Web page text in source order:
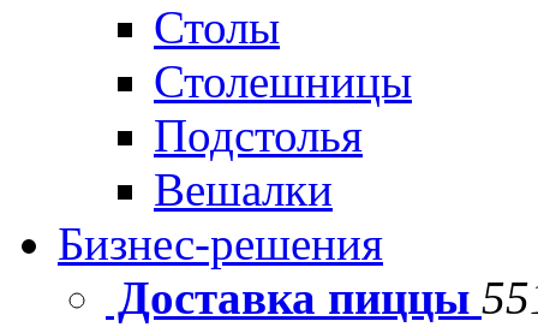
Столы
Столешницы
Подстолья
Вешалки
Бизнес-решения
Доставка пиццы